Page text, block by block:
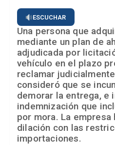
ESCUCHAR
Una persona que
mediante un plan de
adjudicada por
vehículo en el plazo
reclamar
consideró que se
demorar la entrega, e
indemnización que
por mora. La
dilación con las
importaciones.